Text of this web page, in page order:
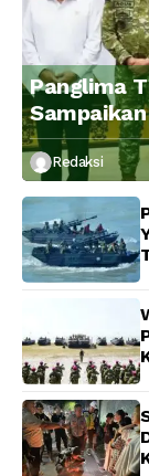
Panglima
Bangsa
Redaksi